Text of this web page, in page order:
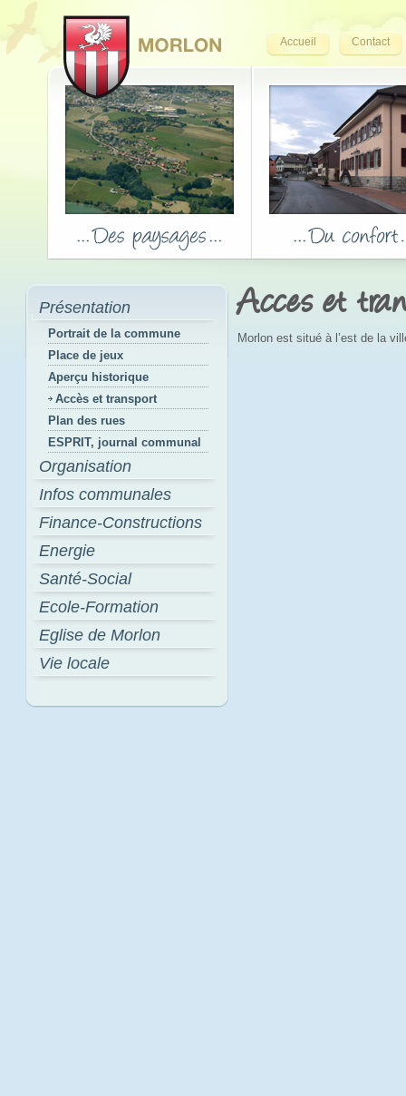
Accueil Contact
Présentation
Portrait de la commune
Place de jeux
Aperçu historique
Accès et transport
Plan des rues
ESPRIT, journal communal
Organisation
Infos communales
Finance-Constructions
Energie
Santé-Social
Ecole-Formation
Eglise de Morlon
Vie locale
Acces et
Morlon est situé à l’est de la